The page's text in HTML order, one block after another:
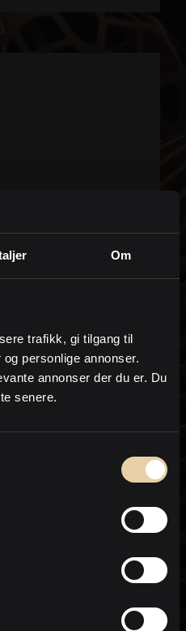
Om
trafikk, gi tilgang til
personlige annonser.
annonser der du er. Du
senere.
om å kontakte meg
i form av sms eller
til å finne og
informasjon
aksepterer du at